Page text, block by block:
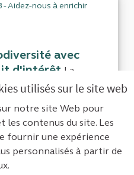
utilisés sur le site web
notre site Web pour
contenus du site. Les
fournir une expérience
personnalisés à partir de
- Aidez-nous à enrichir
avec
d'intérêt La
principalement